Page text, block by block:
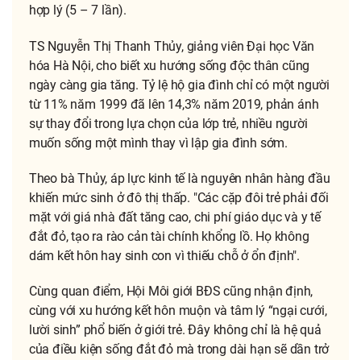
hợp lý (5 – 7 lần).
TS Nguyễn Thị Thanh Thủy, giảng viên Đại học Văn
hóa Hà Nội, cho biết xu hướng sống độc thân cũng
ngày càng gia tăng. Tỷ lệ hộ gia đình chỉ có một người
từ 11% năm 1999 đã lên 14,3% năm 2019, phản ánh
sự thay đổi trong lựa chọn của lớp trẻ, nhiều người
muốn sống một mình thay vì lập gia đình sớm.
Theo bà Thủy, áp lực kinh tế là nguyên nhân hàng đầu
khiến mức sinh ở đô thị thấp. "Các cặp đôi trẻ phải đối
mặt với giá nhà đất tăng cao, chi phí giáo dục và y tế
đắt đỏ, tạo ra rào cản tài chính khổng lồ. Họ không
dám kết hôn hay sinh con vì thiếu chỗ ở ổn định".
Cùng quan điểm, Hội Môi giới BĐS cũng nhận định,
cùng với xu hướng kết hôn muộn và tâm lý “ngại cưới,
lười sinh” phổ biến ở giới trẻ. Đây không chỉ là hệ quả
của điều kiện sống đắt đỏ mà trong dài hạn sẽ dần trở